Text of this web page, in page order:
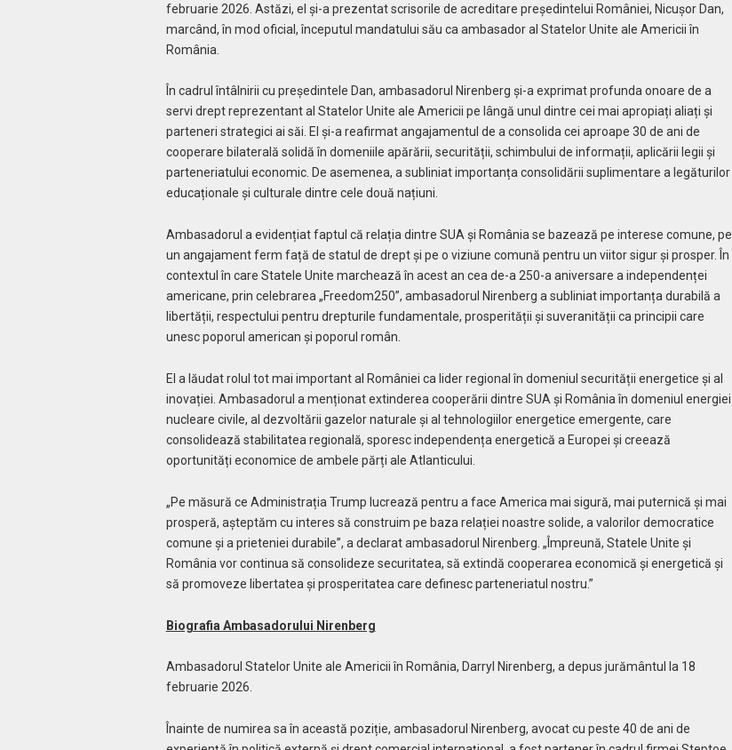
februarie 2026. Astăzi, el și-a prezentat scrisorile de acreditare președintelui României, Nicușor Dan,
marcând, în mod oficial, începutul mandatului său ca ambasador al Statelor Unite ale Americii în
România.
În cadrul întâlnirii cu președintele Dan, ambasadorul Nirenberg și-a exprimat profunda onoare de a
servi drept reprezentant al Statelor Unite ale Americii pe lângă unul dintre cei mai apropiați aliați și
parteneri strategici ai săi. El și-a reafirmat angajamentul de a consolida cei aproape 30 de ani de
cooperare bilaterală solidă în domeniile apărării, securității, schimbului de informații, aplicării legii și
parteneriatului economic. De asemenea, a subliniat importanța consolidării suplimentare a legăturilor
educaționale și culturale dintre cele două națiuni.
Ambasadorul a evidențiat faptul că relația dintre SUA și România se bazează pe interese comune, pe
un angajament ferm față de statul de drept și pe o viziune comună pentru un viitor sigur și prosper. În
contextul în care Statele Unite marchează în acest an cea de-a 250-a aniversare a independenței
americane, prin celebrarea „Freedom250”, ambasadorul Nirenberg a subliniat importanța durabilă a
libertății, respectului pentru drepturile fundamentale, prosperității și suveranității ca principii care
unesc poporul american și poporul român.
El a lăudat rolul tot mai important al României ca lider regional în domeniul securității energetice și al
inovației. Ambasadorul a menționat extinderea cooperării dintre SUA și România în domeniul energiei
nucleare civile, al dezvoltării gazelor naturale și al tehnologiilor energetice emergente, care
consolidează stabilitatea regională, sporesc independența energetică a Europei și creează
oportunități economice de ambele părți ale Atlanticului.
„Pe măsură ce Administrația Trump lucrează pentru a face America mai sigură, mai puternică și mai
prosperă, așteptăm cu interes să construim pe baza relației noastre solide, a valorilor democratice
comune și a prieteniei durabile”, a declarat ambasadorul Nirenberg. „Împreună, Statele Unite și
România vor continua să consolideze securitatea, să extindă cooperarea economică și energetică și
să promoveze libertatea și prosperitatea care definesc parteneriatul nostru.”
Biografia Ambasadorului Nirenberg
Ambasadorul Statelor Unite ale Americii în România, Darryl Nirenberg, a depus jurământul la 18
februarie 2026.
Înainte de numirea sa în această poziție, ambasadorul Nirenberg, avocat cu peste 40 de ani de